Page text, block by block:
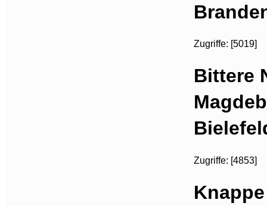
Zugriffe: [5019]
Bittere
Zugriffe: [4853]